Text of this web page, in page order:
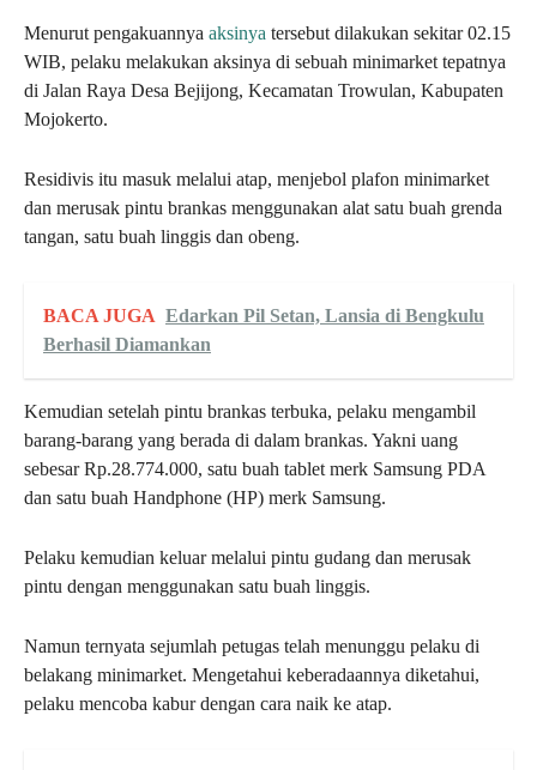
Menurut pengakuannya aksinya tersebut dilakukan sekitar 02.15
WIB, pelaku melakukan aksinya di sebuah minimarket tepatnya
di Jalan Raya Desa Bejijong, Kecamatan Trowulan, Kabupaten
Mojokerto.
Residivis itu masuk melalui atap, menjebol plafon minimarket
dan merusak pintu brankas menggunakan alat satu buah grenda
tangan, satu buah linggis dan obeng.
BACA JUGA Edarkan Pil Setan, Lansia di Bengkulu
Berhasil Diamankan
Kemudian setelah pintu brankas terbuka, pelaku mengambil
barang-barang yang berada di dalam brankas. Yakni uang
sebesar Rp.28.774.000, satu buah tablet merk Samsung PDA
dan satu buah Handphone (HP) merk Samsung.
Pelaku kemudian keluar melalui pintu gudang dan merusak
pintu dengan menggunakan satu buah linggis.
Namun ternyata sejumlah petugas telah menunggu pelaku di
belakang minimarket. Mengetahui keberadaannya diketahui,
pelaku mencoba kabur dengan cara naik ke atap.